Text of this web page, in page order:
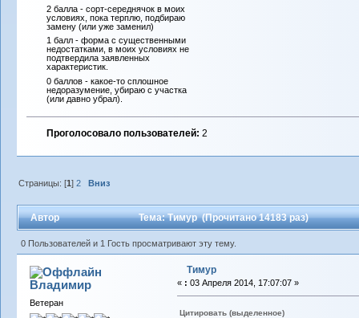
2 балла - сорт-середнячок в моих
условиях, пока терплю, подбираю
замену (или уже заменил)
1 балл - форма с существенными
недостатками, в моих условиях не
подтвердила заявленных
характеристик.
0 баллов - какое-то сплошное
недоразумение, убираю с участка
(или давно убрал).
Проголосовало пользователей: 2
Страницы: [1]2 Вниз
Автор Тема: Тимур (Прочитано 14183 раз)
0 Пользователей и 1 Гость просматривают эту тему.
Владимиp
Ветеран
Тимур
« : 03 Апреля 2014, 17:07:07 »
Цитировать (выделенное)